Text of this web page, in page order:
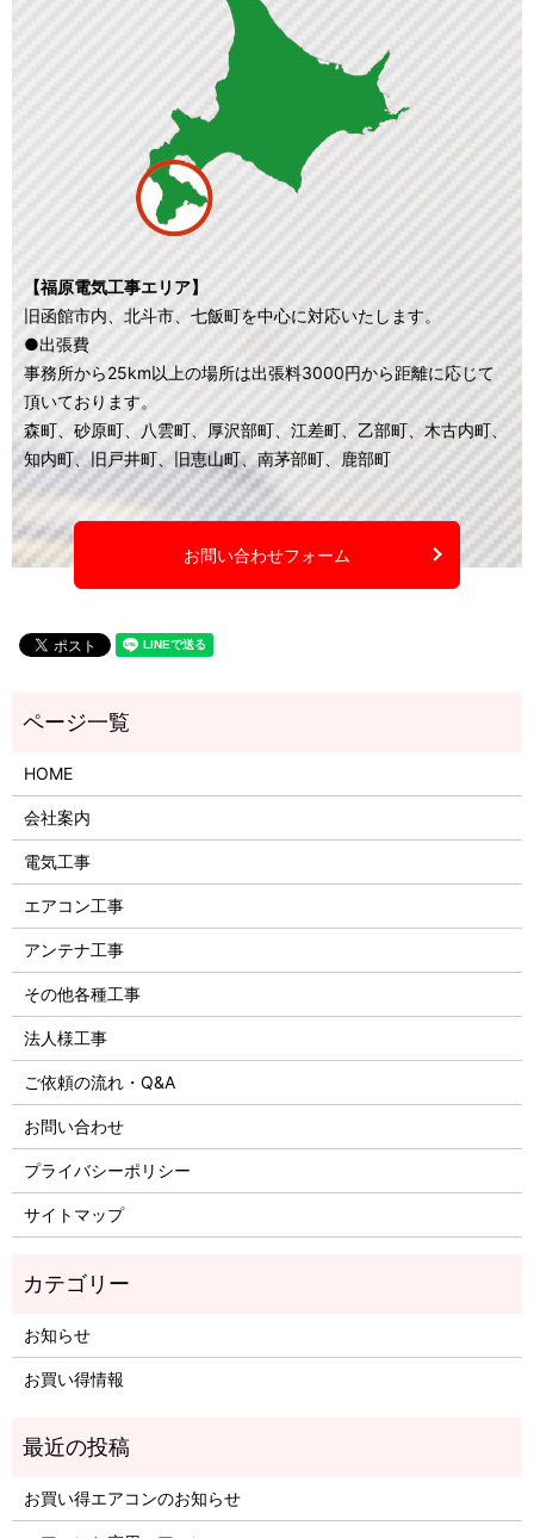
【福原電気工事エリア】
旧函館市内、北斗市、七飯町を中心に対応いたします。
●出張費
事務所から25km以上の場所は出張料3000円から距離に応じて
頂いております。
森町、砂原町、八雲町、厚沢部町、江差町、乙部町、木古内町、
知内町、旧戸井町、旧恵山町、南茅部町、鹿部町
お問い合わせフォーム
HOME
会社案内
電気工事
エアコン工事
アンテナ工事
その他各種工事
法人様工事
ご依頼の流れ・Q&A
お問い合わせ
プライバシーポリシー
サイトマップ
お知らせ
お買い得情報
お買い得エアコンのお知らせ